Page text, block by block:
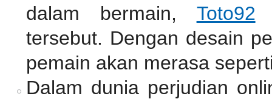
dalam bermain, Toto92
tersebut. Dengan desain
pemain akan merasa
Dalam dunia perjudian